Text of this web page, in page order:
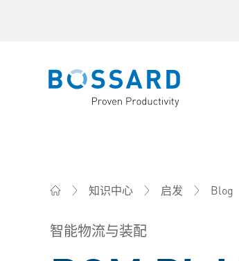
Bossard homepage
知识中心 启发 Blog
智能物流与装配